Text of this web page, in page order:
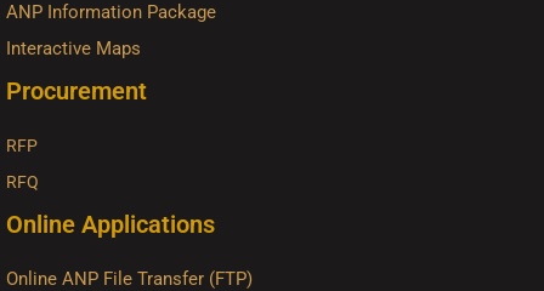
ANP Information Package
Interactive Maps
Procurement
RFP
RFQ
Online Applications
Online ANP File Transfer (FTP)